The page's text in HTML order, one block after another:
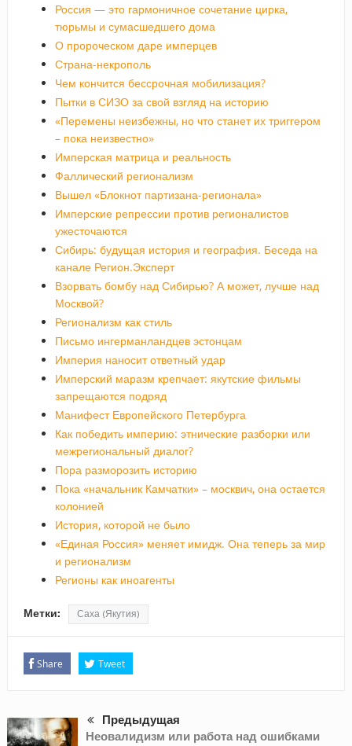
Россия — это гармоничное сочетание цирка,
тюрьмы и сумасшедшего дома
О пророческом даре имперцев
Страна-некрополь
Чем кончится бессрочная мобилизация?
Пытки в СИЗО за свой взгляд на историю
«Перемены неизбежны, но что станет их триггером
– пока неизвестно»
Имперская матрица и реальность
Фаллический регионализм
Вышел «Блокнот партизана-регионала»
Имперские репрессии против регионалистов
ужесточаются
Сибирь: будущая история и география. Беседа на
канале Регион.Эксперт
Взорвать бомбу над Сибирью? А может, лучше над
Москвой?
Регионализм как стиль
Письмо ингерманландцев эстонцам
Империя наносит ответный удар
Имперский маразм крепчает: якутские фильмы
запрещаются подряд
Манифест Европейского Петербурга
Как победить империю: этнические разборки или
межрегиональный диалог?
Пора разморозить историю
Пока «начальник Камчатки» – москвич, она остается
колонией
История, которой не было
«Единая Россия» меняет имидж. Она теперь за мир
и регионализм
Регионы как иноагенты
Метки: Саха (Якутия)
Share Tweet
Предыдущая
Неовалидизм или работа над ошибками